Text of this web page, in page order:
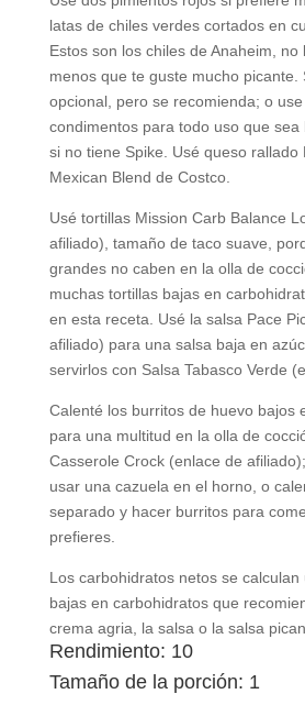
latas de chiles verdes cortados en
Estos son los chiles de Anaheim, no
menos que te guste mucho picante.
opcional, pero se recomienda; o
condimentos para todo uso que sea
si no tiene Spike. Usé queso rallado
Mexican Blend de Costco.
Usé tortillas Mission Carb Balance
afiliado), tamaño de taco suave,
grandes no caben en la olla de
muchas tortillas bajas en
en esta receta. Usé la salsa Pace
afiliado) para una salsa baja en
servirlos con Salsa Tabasco Verde
Calenté los burritos de huevo bajos
para una multitud en la olla de
Casserole Crock (enlace de
usar una cazuela en el horno, o
separado y hacer burritos para
prefieres.
Los carbohidratos netos se
bajas en carbohidratos que
crema agria, la salsa o la salsa
Rendimiento: 10
Tamaño de la porción: 1